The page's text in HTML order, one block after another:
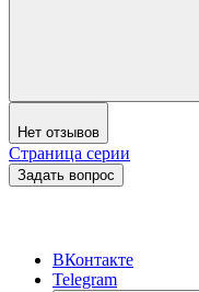
Нет отзывов
Страница серии
Задать вопрос
ВКонтакте
Telegram